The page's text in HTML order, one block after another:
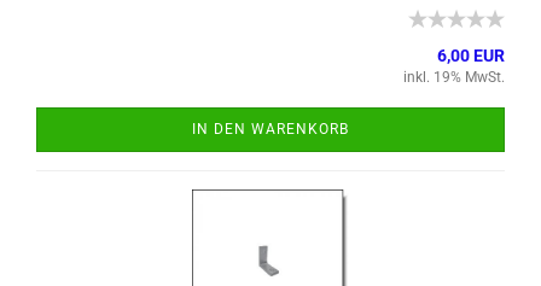
6,00 EUR
inkl. 19% MwSt.
IN DEN WARENKORB